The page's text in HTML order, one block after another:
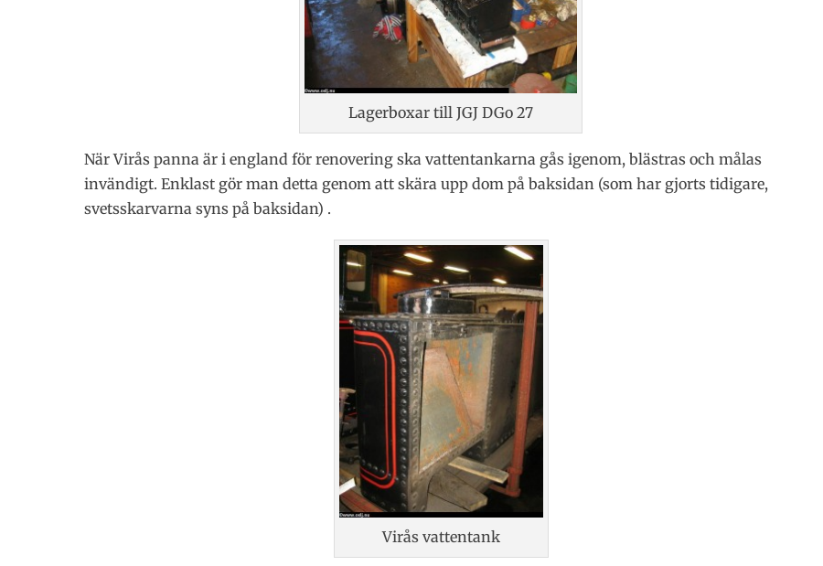
Lagerboxar till JGJ DGo 27
När Virås panna är i england för renovering ska vattentankarna gås igenom, blästras och målas
invändigt. Enklast gör man detta genom att skära upp dom på baksidan (som har gjorts tidigare,
svetsskarvarna syns på baksidan) .
Virås vattentank